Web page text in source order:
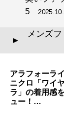
5
▲
メンズ
アラフォーラ
ニクロ「ワイ
ラ」の着用感
ュー！…